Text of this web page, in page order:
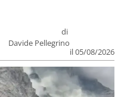
di
Davide Pellegrino
il 05/08/2026